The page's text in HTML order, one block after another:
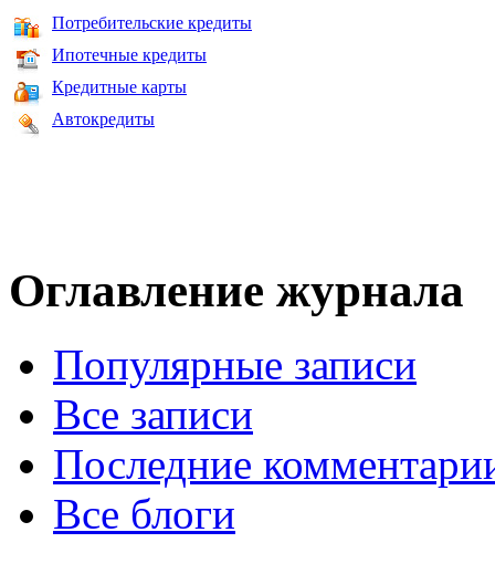
Потребительские кредиты
Ипотечные кредиты
Кредитные карты
Автокредиты
Оглавление журнала
Популярные записи
Все записи
Последние
Все блоги